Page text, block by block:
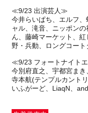
≪9/23 出演芸人≫
今井らいぱち、エルフ
ャル、滝音、ニッポン
ん、藤崎マーケット、
野・兵動、ロングコート
≪9/23 フォートナイト
今別府直之、宇都宮まき
寺本航(テンプルカント